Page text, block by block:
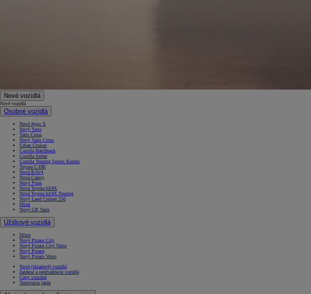
Nové vozidlá
Nové vozidlá
Osobné vozidlá
Nové Aygo X
Nový Yaris
Yaris Cross
Nový Yaris Cross
Urban Cruiser
Corolla Hatchback
Corolla Sedan
Corolla Touring Sports Kombi
Toyota C-HR
Nová RAV4
Nová Camry
Nový Prius
Nová Toyota bZ4X
Nová Toyota bZ4X Touring
Nový Land Cruiser 250
Mirai
Nový GR Yaris
Úžitkové vozidlá
Hilux
Nový Proace City
Nový Proace City Verso
Nový Proace
Nový Proace Verso
Nové (skladové) vozidlá
Jazdené a predvádzacie vozidlá
Ceny vozidiel
Testovacia jazda